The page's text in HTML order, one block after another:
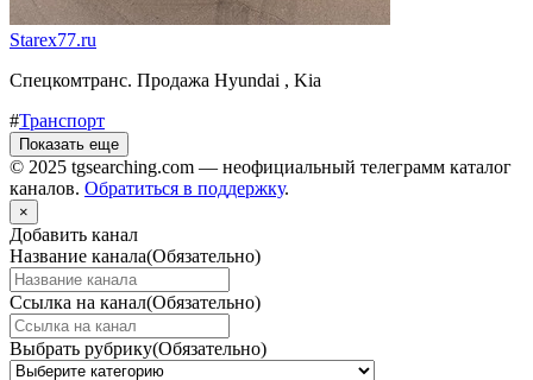
Starex77.ru
Спецкомтранс. Продажа Hyundai , Kia
#Транспорт
Показать еще
© 2025 tgsearching.com — неофициальный телеграмм каталог
каналов. Обратиться в поддержку.
×
Добавить канал
Название канала(Обязательно)
Ссылка на канал(Обязательно)
Выбрать рубрику(Обязательно)